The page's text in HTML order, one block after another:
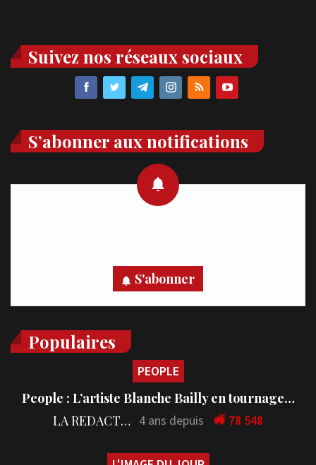
Suivez nos réseaux sociaux
S’abonner aux notifications
S'abonner
Populaires
PEOPLE
People : L’artiste Blanche Bailly en tournage…
LA REDACTION 4 ans depuis 78 548